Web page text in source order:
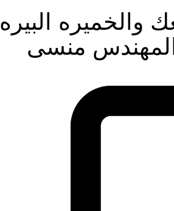
والخميره البيره